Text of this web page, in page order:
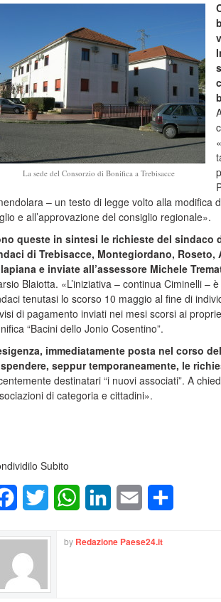
La sede del Consorzio di Bonifica a Trebisacce
– un testo di legge volto alla modifica
e all’approvazione del consiglio regionale».
queste in sintesi le richieste del sindaco
di Trebisacce, Montegiordano,
e inviate all’assessore Michele
Blaiotta. «L’iniziativa – continua Ciminelli –
tenutasi lo scorso 10 maggio al fine di
di pagamento inviati nei mesi scorsi ai
“Bacini dello Jonio Cosentino”.
immediatamente posta nel corso
seppur temporaneamente, le
destinatari “i nuovi associati”. A
di categoria e cittadini».
Subito
FacebookTwitter WhatsAppLinkedInEmail
by Redazione Paese24.it